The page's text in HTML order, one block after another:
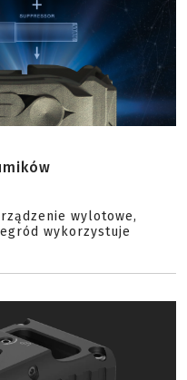
wylotowe,
wykorzystuje